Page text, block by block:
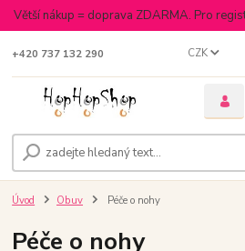
Větší nákup = doprava ZDARMA. Pro
CZK
+420 737 132 290
Úvod Obuv Péče o nohy
Péče o nohy